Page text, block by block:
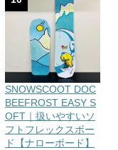
SNOWSCOOT DOC
BEEFROST EASY S
OFT｜扱いやすいソ
フトフレックスボー
ド【ナローボード】